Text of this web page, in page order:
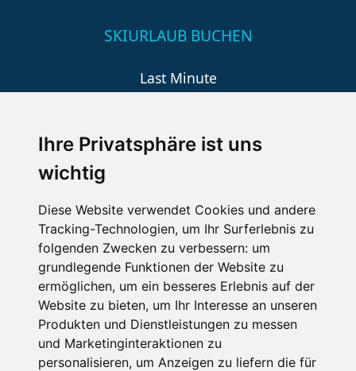
Ihre Privatsphäre ist uns
wichtig
Diese Website verwendet Cookies und andere
Tracking-Technologien, um Ihr Surferlebnis zu
folgenden Zwecken zu verbessern: um
grundlegende Funktionen der Website zu
ermöglichen, um ein besseres Erlebnis auf der
Website zu bieten, um Ihr Interesse an unseren
Produkten und Dienstleistungen zu messen
und Marketinginteraktionen zu
personalisieren, um Anzeigen zu liefern die für
SKIURLAUB BUCHEN
Last Minute
Wellness
SCHNEEHÖHEN SKI APP
Die Schneehoehen Ski APP für iOS und Android - Ein
Muss für alle Wintersportler und Schneefreaks!